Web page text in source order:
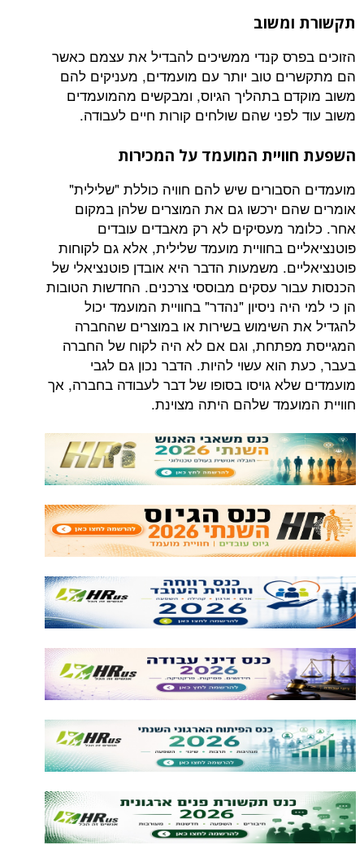
קנדי ממשיכים להבדיל את עצמם כאשר
טוב יותר עם מועמדים, מעניקים להם
בתהליך הגיוס, ומבקשים מהמועמדים
שהם שולחים קורות חיים לעבודה.
המועמד על המכירות
שיש להם חוויה כוללת "שלילית"
ירכשו גם את המוצרים שלהן במקום
מעסיקים לא רק מאבדים עובדים
בחוויית מועמד שלילית, אלא גם לקוחות
משמעות הדבר היא אובדן פוטנציאלי של
עסקים מבוססי צרכנים. החדשות הטובות
ניסיון "נהדר" בחוויית המועמד יכול
השימוש בשירות או במוצרים שהחברה
וגם אם לא היה לקוח של החברה
עשוי להיות. הדבר נכון גם לגבי
גויסו בסופו של דבר לעבודה בחברה, אך
שלהם היתה מצוינת.